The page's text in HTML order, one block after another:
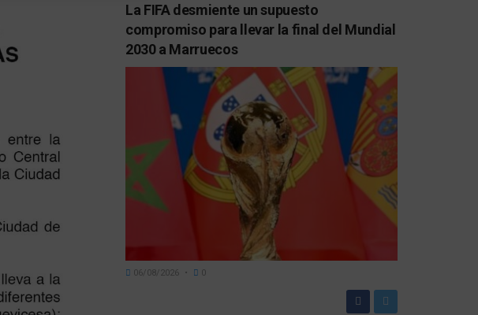
La FIFA desmiente un supuesto
compromiso para llevar la final del Mundial
2030 a Marruecos
06/08/2026 0